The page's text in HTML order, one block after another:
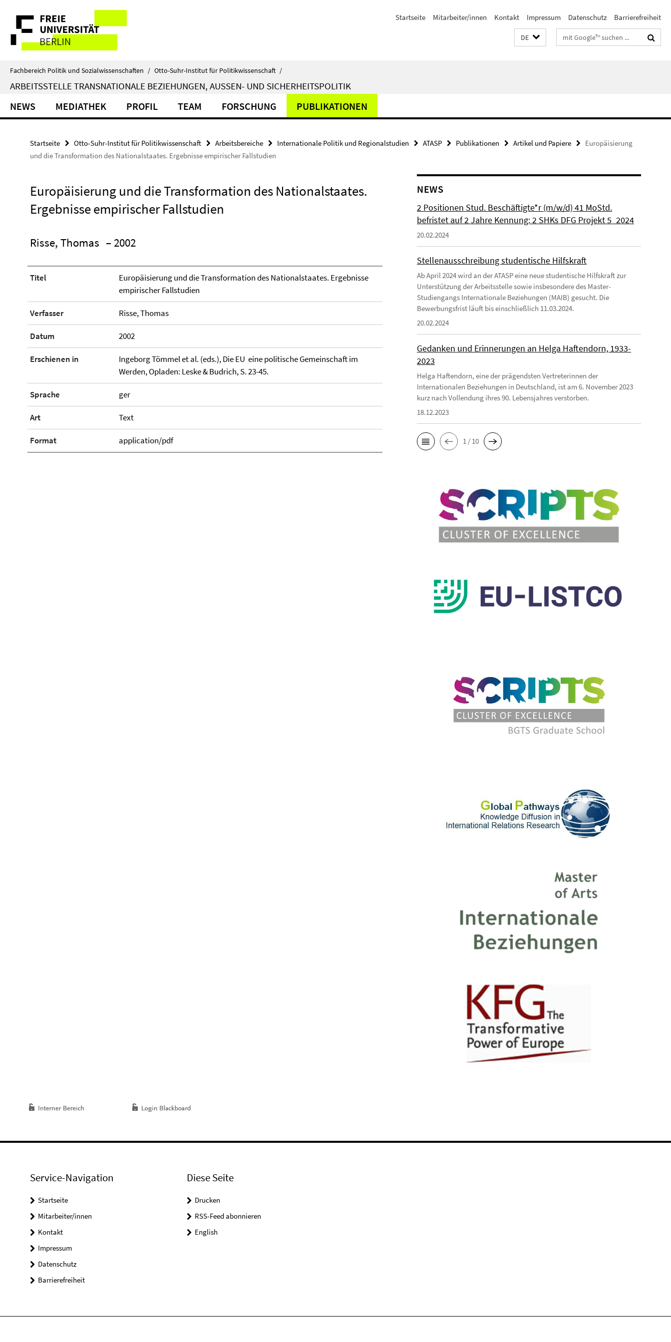
direkt
Inhalt
Service-
Navigation
Startseite Mitarbeiter/innen Kontakt Impressum Datenschutz Barrierefreiheit
DE Suchbegriffe
Fachbereich Politik und Sozialwissenschaften / Otto-Suhr-Institut für Politikwissenschaft /
ARBEITSSTELLE TRANSNATIONALE BEZIEHUNGEN, AUSSEN- UND SICHERHEITSPOLITIK
NEWS MEDIATHEK PROFIL TEAM FORSCHUNG PUBLIKATIONEN
Startseite Otto-Suhr-Institut für Politikwissenschaft Arbeitsbereiche Internationale Politik und Regionalstudien ATASP Publikationen Artikel und Papiere
Europäisierung
und die Transformation des Nationalstaates. Ergebnisse empirischer Fallstudien
Europäisierung und die Transformation des Nationalstaates.
Ergebnisse empirischer Fallstudien
Risse, Thomas – 2002
Titel
Europäisierung und die Transformation des Nationalstaates. Ergebnisse
empirischer Fallstudien
Verfasser Risse, Thomas
Datum 2002
Erschienen in
Ingeborg Tömmel et al. (eds.), Die EU  eine politische Gemeinschaft im
Werden, Opladen: Leske & Budrich, S. 23-45.
Sprache ger
Art Text
Format application/pdf
NEWS
2 Positionen Stud. Beschäftigte*r (m/w/d) 41 MoStd.
befristet auf 2 Jahre Kennung: 2 SHKs DFG Projekt 5_2024
20.02.2024
Stellenausschreibung studentische Hilfskraft
Ab April 2024 wird an der ATASP eine neue studentische Hilfskraft zur
Unterstützung der Arbeitsstelle sowie insbesondere des Master-
Studiengangs Internationale Beziehungen (MAIB) gesucht. Die
Bewerbungsfrist läuft bis einschließlich 11.03.2024.
20.02.2024
Gedanken und Erinnerungen an Helga Haftendorn, 1933-
2023
Helga Haftendorn, eine der prägendsten Vertreterinnen der
Internationalen Beziehungen in Deutschland, ist am 6. November 2023
kurz nach Vollendung ihres 90. Lebensjahres verstorben.
18.12.2023
1 / 10
Service-Navigation
Startseite
Mitarbeiter/innen
Kontakt
Impressum
Datenschutz
Barrierefreiheit
Diese Seite
Drucken
RSS-Feed abonnieren
English